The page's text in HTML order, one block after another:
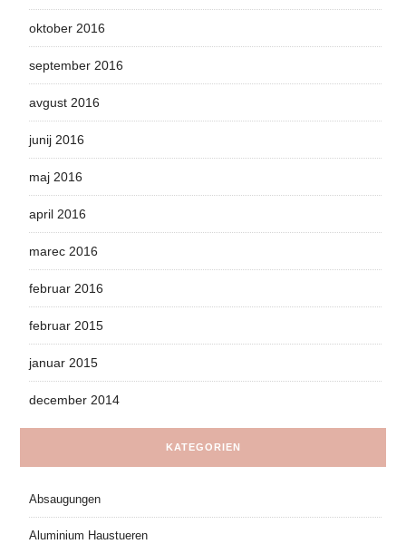
oktober 2016
september 2016
avgust 2016
junij 2016
maj 2016
april 2016
marec 2016
februar 2016
februar 2015
januar 2015
december 2014
KATEGORIEN
Absaugungen
Aluminium Haustueren